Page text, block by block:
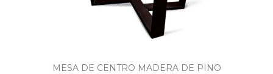
MESA DE CENTRO MADERA DE PINO